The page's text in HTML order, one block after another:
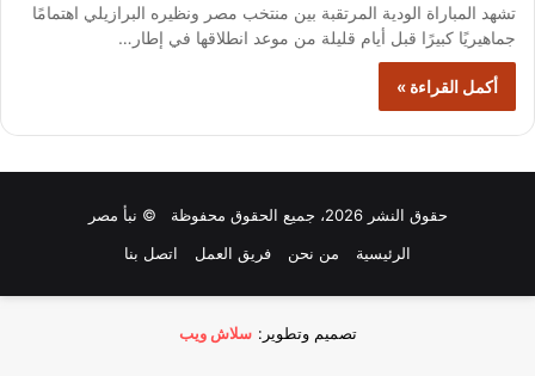
تشهد المباراة الودية المرتقبة بين منتخب مصر ونظيره البرازيلي اهتمامًا
جماهيريًا كبيرًا قبل أيام قليلة من موعد انطلاقها في إطار…
أكمل القراءة »
حقوق النشر 2026، جميع الحقوق محفوظة © نبأ مصر
الرئيسية
من نحن فريق العمل اتصل بنا
تصميم وتطوير: سلاش ويب